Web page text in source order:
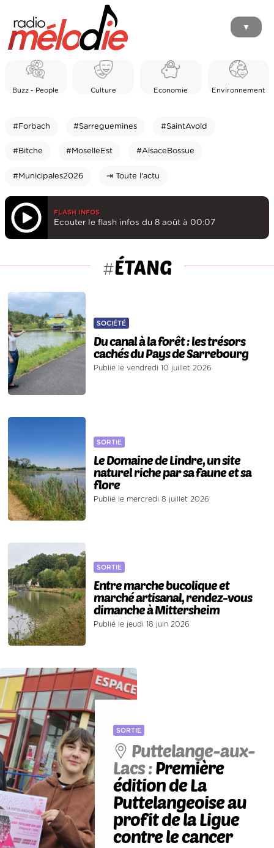
▼
Buzz - People Culture Economie Environnement
#Forbach #Sarreguemines #SaintAvold
#Bitche #MoselleEst #AlsaceBossue
#Municipales2026 ⇥ Toute l'actu
FLASH INFOS
Ecouter le flash infos du 8 août à 00:07
#ÉTANG
SOCIÉTÉ
Du canal à la forêt : les trésors
cachés du Pays de Sarrebourg
Publié le vendredi 10 juillet 2026
SORTIE
Le Domaine de Lindre, un site
naturel riche par sa faune et sa
flore
Publié le mercredi 8 juillet 2026
SORTIE
Entre marche bucolique et
marché artisanal, rendez-vous
dimanche à Mittersheim
Publié le jeudi 18 juin 2026
SORTIE
Puttelange-aux-
Lacs :Première
édition de La
Puttelangeoise au
profit de la Ligue
contre le cancer